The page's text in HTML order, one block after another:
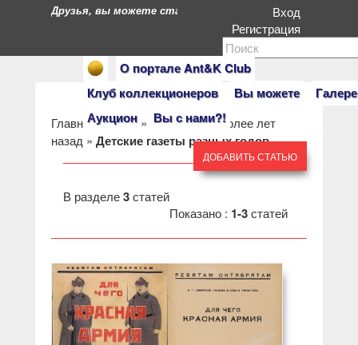
О портале Ant&K Club
Клуб коллекционеров
Вы можете
Аукцион
Вы с нами?!
Друзья, вы можете стать героями нашего портала.
Вход
Регистрация
Главная»Клуб » Пресса 50 и более лет
назад » Детские газеты разных годов.
ДОБАВИТЬ СТАТЬЮ
В разделе3статей
Показано : 1-3статей